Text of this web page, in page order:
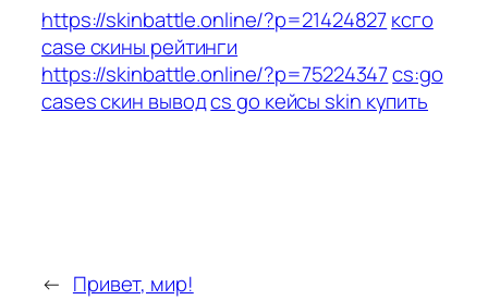
https://skinbattle.online/?p=21424827ксго
case скины рейтинги
https://skinbattle.online/?p=75224347cs:go
cases скин выводcs go кейсы skin купить
← Привет, мир!